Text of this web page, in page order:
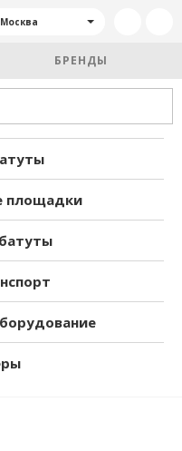
Москва
БРЕНДЫ
площадки